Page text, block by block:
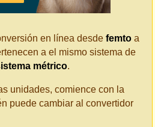
en línea desde femto a
a el mismo sistema de
métrico.
unidades, comience con la
puede cambiar al convertidor